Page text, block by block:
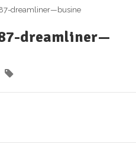
dreamliner—busine
dreamliner—